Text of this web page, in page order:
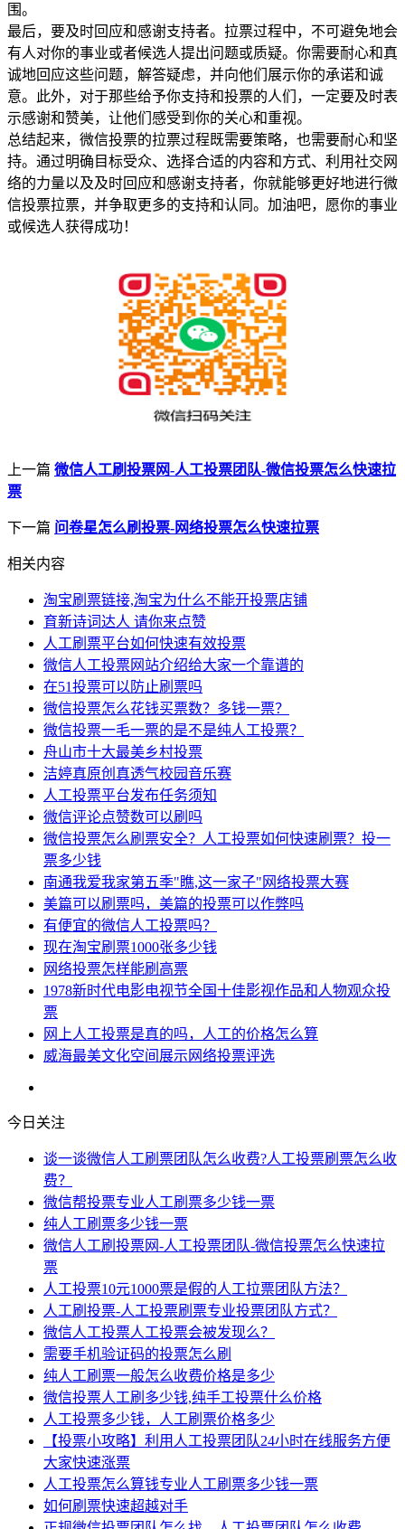
围。
最后，要及时回应和感谢支持者。拉票过程中，不可避免地会
有人对你的事业或者候选人提出问题或质疑。你需要耐心和真
诚地回应这些问题，解答疑虑，并向他们展示你的承诺和诚
意。此外，对于那些给予你支持和投票的人们，一定要及时表
示感谢和赞美，让他们感受到你的关心和重视。
总结起来，微信投票的拉票过程既需要策略，也需要耐心和坚
持。通过明确目标受众、选择合适的内容和方式、利用社交网
络的力量以及及时回应和感谢支持者，你就能够更好地进行微
信投票拉票，并争取更多的支持和认同。加油吧，愿你的事业
或候选人获得成功！
上一篇 微信人工刷投票网-人工投票团队-微信投票怎么快速拉
票
下一篇 问卷星怎么刷投票-网络投票怎么快速拉票
相关内容
淘宝刷票链接,淘宝为什么不能开投票店铺
育新诗词达人 请你来点赞
人工刷票平台如何快速有效投票
微信人工投票网站介绍给大家一个靠谱的
在51投票可以防止刷票吗
微信投票怎么花钱买票数？多钱一票？
微信投票一毛一票的是不是纯人工投票？
舟山市十大最美乡村投票
洁婷真原创真透气校园音乐赛
人工投票平台发布任务须知
微信评论点赞数可以刷吗
微信投票怎么刷票安全？人工投票如何快速刷票？投一
票多少钱
南通我爱我家第五季"瞧,这一家子"网络投票大赛
美篇可以刷票吗，美篇的投票可以作弊吗
​有便宜的微信人工投票吗？
现在淘宝刷票1000张多少钱
网络投票怎样能刷高票
1978新时代电影电视节全国十佳影视作品和人物观众投
票
网上人工投票是真的吗，人工的价格怎么算
威海最美文化空间展示网络投票评选
今日关注
谈一谈微信人工刷票团队怎么收费?人工投票刷票怎么收
费？
微信帮投票专业人工刷票多少钱一票
纯人工刷票多少钱一票
微信人工刷投票网-人工投票团队-微信投票怎么快速拉
票
人工投票10元1000票是假的人工拉票团队方法？
人工刷投票-人工投票刷票专业投票团队方式？
微信人工投票人工投票会被发现么？
需要手机验证码的投票怎么刷
纯人工刷票一般怎么收费价格是多少
微信投票人工刷多少钱,纯手工投票什么价格
人工投票多少钱，人工刷票价格多少
【投票小攻略】利用人工投票团队24小时在线服务方便
大家快速涨票
人工投票怎么算钱专业人工刷票多少钱一票
如何刷票快速超越对手